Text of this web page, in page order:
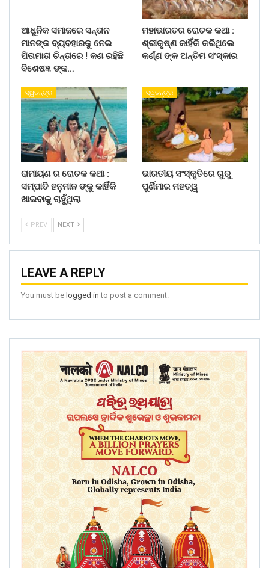
ଆଧୁନିକ ସମାଜରେ ସନ୍ତାନ
ମାନଙ୍କ ବ୍ୟବହାରକୁ ନେଇ
ପିତାମାତା ଚିନ୍ତାରେ ! କଣ ରହିଛି
ବିଶେଷଜ୍ଞ ଙ୍କ…
ମହାଭାରତର ରୋଚକ କଥା :
ଶ୍ରୀକୃଷ୍ଣ କାହିଁକି କରିଥିଲେ
କର୍ଣ୍ଣ ଙ୍କ ଅନ୍ତିମ ସଂସ୍କାର
ସ୍ୱତନ୍ତ୍ର
ରାମାୟଣ ର ରୋଚକ କଥା :
ସମ୍ପାତି ହନୁମାନ ଙ୍କୁ କାହିଁକି
ଖାଇବାକୁ ଚାହୁଁଥିଲା
ସ୍ୱତନ୍ତ୍ର
ଭାରତୀୟ ସଂସ୍କୃତିରେ ଗୁରୁ
ପୁର୍ଣିମାର ମହତ୍ୱ
PREV NEXT
LEAVE A REPLY
You must be logged in to post a comment.